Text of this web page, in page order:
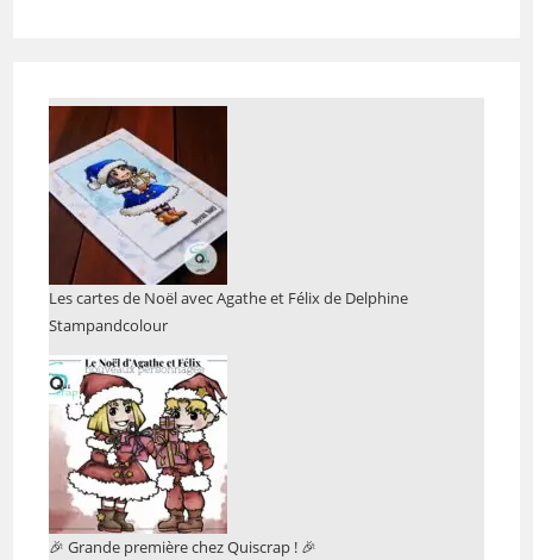
Les cartes de Noël avec Agathe et Félix de Delphine
Stampandcolour
🎉 Grande première chez Quiscrap ! 🎉